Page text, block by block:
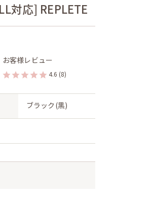
対応] REPLETE
お客様レビュー
4.6 (8)
ブラック(黒)